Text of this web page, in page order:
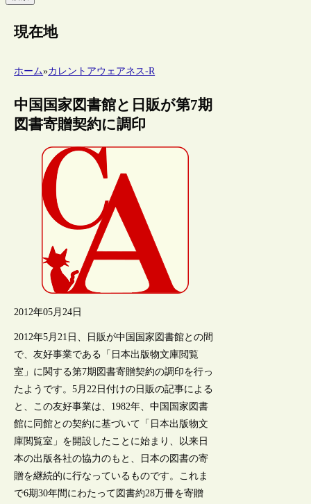
現在地
ホーム»カレントアウェアネス-R
中国国家図書館と日販が第7期
図書寄贈契約に調印
2012年05月24日
2012年5月21日、日販が中国国家図書館との間
で、友好事業である「日本出版物文庫閲覧
室」に関する第7期図書寄贈契約の調印を行っ
たようです。5月22日付けの日販の記事による
と、この友好事業は、1982年、中国国家図書
館に同館との契約に基づいて「日本出版物文
庫閲覧室」を開設したことに始まり、以来日
本の出版各社の協力のもと、日本の図書の寄
贈を継続的に行なっているものです。これま
で6期30年間にわたって図書約28万冊を寄贈